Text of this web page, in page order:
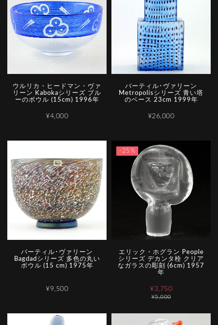
ウルリカ・ヒードマン・ヴァ
リーン Kabokaシリーズ ブル
ーのボウル (15cm) 1996年
¥4,000
バーティル･ヴァリーン
Metropolisシリーズ 青い塔
のベース 23cm 1999年
¥26,000
バーティル･ヴァリーン
Bagdadシリーズ 多色の丸い
ボウル (15 cm) 1975年
¥9,500
-25%
エリック・ホグラン People
シリーズ デカンタ栓 クリア
なガラスの彫刻 (6cm) 1957
年
¥5,000
¥3,750